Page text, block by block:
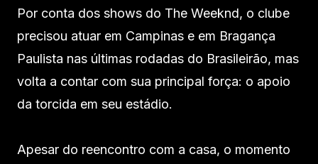
Por conta dos shows do The Weeknd, o clube
precisou atuar em Campinas e em Bragança
Paulista nas últimas rodadas do Brasileirão, mas
volta a contar com sua principal força: o apoio
da torcida em seu estádio.
Apesar do reencontro com a casa, o momento